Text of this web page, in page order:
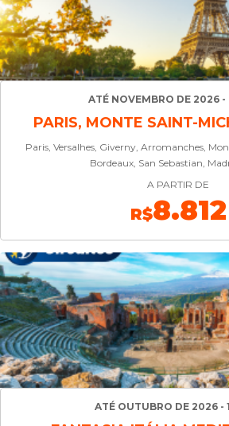
ATÉ NOVEMBRO DE 2026 -
PARIS, MONTE SAINT-
Paris, Versalhes, Giverny, Arromanches,
Bordeaux, San Sebastian,
A PARTIR DE
R$8.812
ATÉ OUTUBRO DE 2026 -